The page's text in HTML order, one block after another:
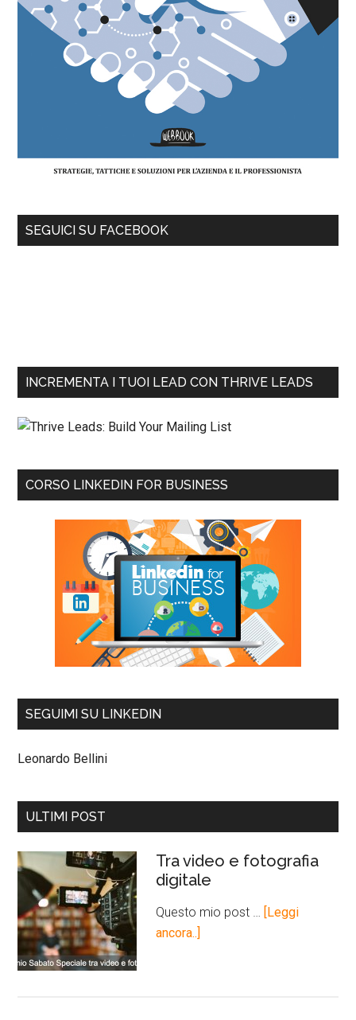
SEGUICI SU FACEBOOK
INCREMENTA I TUOI LEAD CON THRIVE LEADS
CORSO LINKEDIN FOR BUSINESS
SEGUIMI SU LINKEDIN
Leonardo Bellini
ULTIMI POST
Tra video e fotografia
digitale
Questo mio post … [Leggi
ancora..]